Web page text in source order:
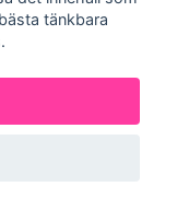
Quickbutik
tänkbara